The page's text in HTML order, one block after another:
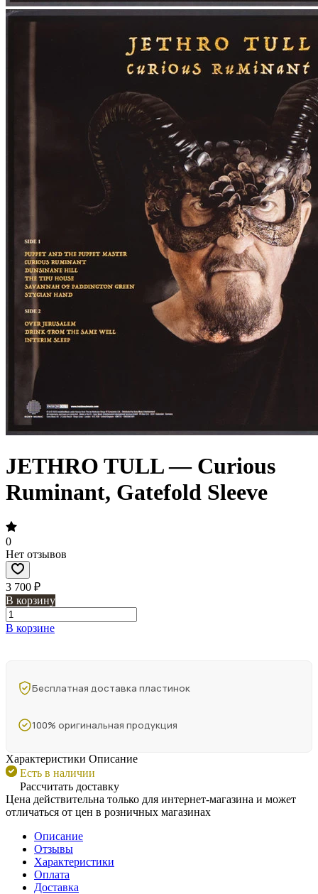
JETHRO TULL — Curious
Ruminant, Gatefold Sleeve
0
Нет отзывов
3 700 ₽
В корзину
В корзине
Бесплатная доставка пластинок
100% оригинальная продукция
Характеристики Описание
Есть в наличии
Рассчитать доставку
Цена действительна только для интернет-магазина и может
отличаться от цен в розничных магазинах
Описание
Отзывы
Характеристики
Оплата
Доставка